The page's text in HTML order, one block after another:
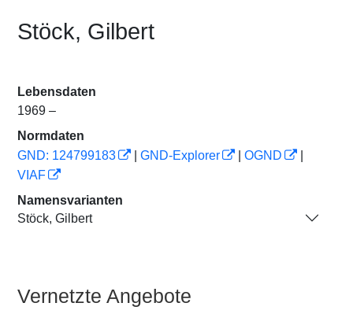
Stöck, Gilbert
Lebensdaten
1969 –
Normdaten
GND: 124799183
GND-Explorer OGND
VIAF
Namensvarianten
Stöck, Gilbert
Vernetzte Angebote